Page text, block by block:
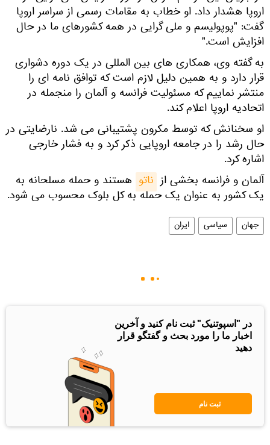
اروپا هشدار داد. او خطاب به مقامات رسمی از سراسر اروپا
گفت: "پوپولیسم و ملی گرایی در همه کشورهای ما در حال
افزایش است."
به گفته وی، همکاری های بین المللی در یک دوره دشواری
قرار دارد و به همین دلیل لازم است که توافق نامه ای را
منتشر نماییم که مسئولیت فرانسه و آلمان را منجمله در
اتحادیه اروپا اعلام کند.
او سخنانش که توسط مکرون پشتیبانی می شد. نارضایتی در
حال رشد را در جامعه اروپایی ذکر کرد و به فشار خارجی
اشاره کرد.
آلمان و فرانسه بخشی از ناتو هستند و حمله مسلحانه به
یک کشور به عنوان یک حمله به کل بلوک محسوب می شود.
جهان سیاسی ایران
در "اسپوتنیک" ثبت نام کنید و آخرین
اخبار ما را مورد بحث و گفتگو قرار
دهید
ثبت نام